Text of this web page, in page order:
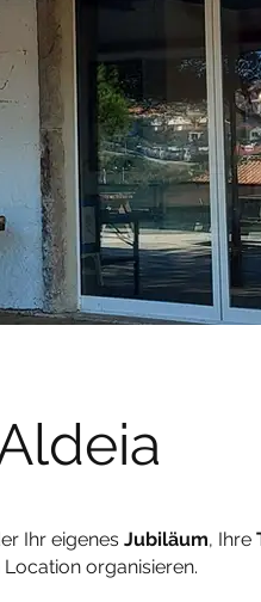
Ihr eigenes Jubiläum, Ihre
Location organisieren.